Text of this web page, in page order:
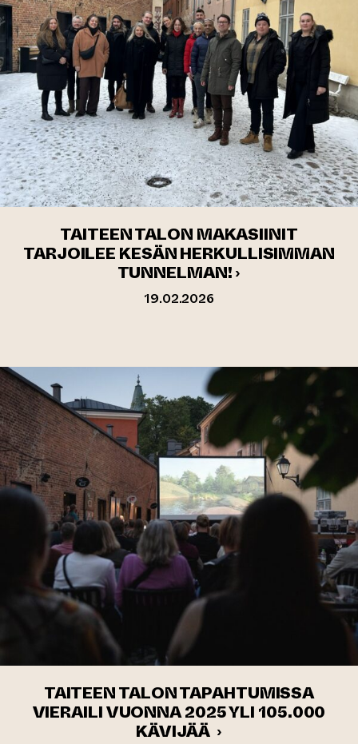
TAITEEN TALON MAKASIINIT
TARJOILEE KESÄN HERKULLISIMMAN
TUNNELMAN! ›
19.02.2026
TAITEEN TALON TAPAHTUMISSA
VIERAILI VUONNA 2025 YLI 105.000
KÄVIJÄÄ ›